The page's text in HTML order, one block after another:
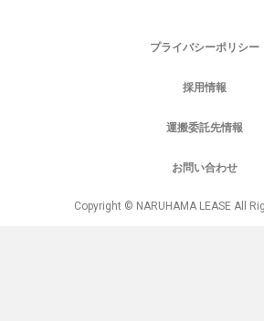
プライバシーポリシー
採用情報
運搬委託先情報
お問い合わせ
Copyright © NARUHAMA LEASE All